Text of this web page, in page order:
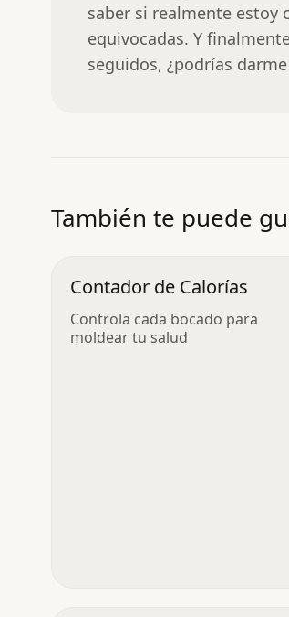
saber si realmente estoy
equivocadas. Y
seguidos, ¿podrías
También te puede
Contador de Calorías
Controla cada bocado para
moldear tu salud